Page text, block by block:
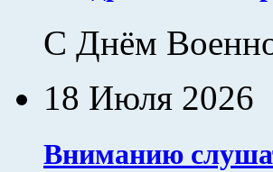
С Днём
18 Июля 2026
Вниманию